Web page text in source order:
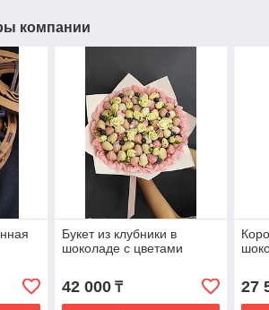
компании
Букет из клубники в
шоколаде с цветами
42 000₸ 27